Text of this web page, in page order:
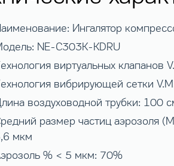
Ингалятор
NE-C303K-KDRU
виртуальных клапанов
вибрирующей сетки
воздуховодной трубки: 100
размер частиц аэрозоля
мкм
% < 5 мкм: 70%